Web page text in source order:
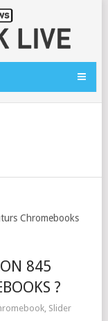
Chromebooks
845
?
, Slider